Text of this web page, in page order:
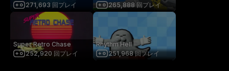
271,693 回プレイ
265,888 回プレイ
Super Retro Chase
252,920 回プレイ
Rhythm Hell
251,968 回プレイ